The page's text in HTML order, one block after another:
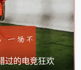
过的电竞狂欢